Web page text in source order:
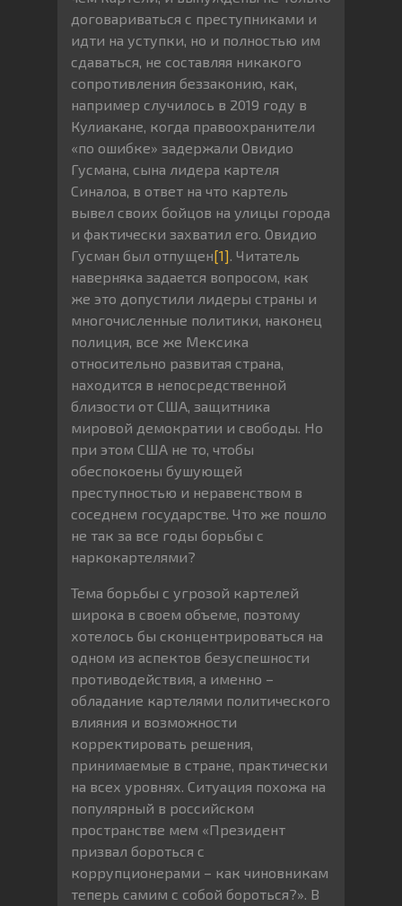
договариваться с преступниками и
идти на уступки, но и полностью им
сдаваться, не составляя никакого
сопротивления беззаконию, как,
например случилось в 2019 году в
Кулиакане, когда правоохранители
«по ошибке» задержали Овидио
Гусмана, сына лидера картеля
Синалоа, в ответ на что картель
вывел своих бойцов на улицы города
и фактически захватил его. Овидио
Гусман был отпущен[1]. Читатель
наверняка задается вопросом, как
же это допустили лидеры страны и
многочисленные политики, наконец
полиция, все же Мексика
относительно развитая страна,
находится в непосредственной
близости от США, защитника
мировой демократии и свободы. Но
при этом США не то, чтобы
обеспокоены бушующей
преступностью и неравенством в
соседнем государстве. Что же пошло
не так за все годы борьбы с
наркокартелями?
Тема борьбы с угрозой картелей
широка в своем объеме, поэтому
хотелось бы сконцентрироваться на
одном из аспектов безуспешности
противодействия, а именно –
обладание картелями политического
влияния и возможности
корректировать решения,
принимаемые в стране, практически
на всех уровнях. Ситуация похожа на
популярный в российском
пространстве мем «Президент
призвал бороться с
коррупционерами – как чиновникам
теперь самим с собой бороться?». В